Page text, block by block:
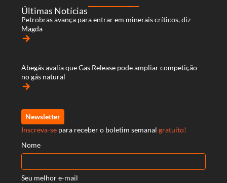
Últimas Notícias
Petrobras avança para entrar em minerais críticos, diz
Magda
arrow_forward
Abegás avalia que Gas Release pode ampliar competição
no gás natural
arrow_forward
Newsletter
Inscreva-se para receber o boletim semanal gratuito!
Nome
Seu melhor e-mail